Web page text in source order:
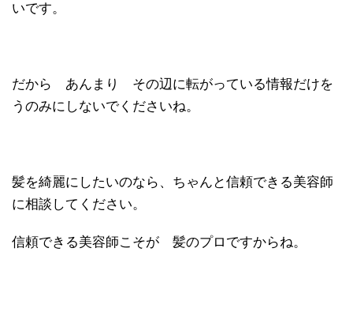
いです。
だから あんまり その辺に転がっている情報だけを
うのみにしないでくださいね。
髪を綺麗にしたいのなら、ちゃんと信頼できる美容師
に相談してください。
信頼できる美容師こそが 髪のプロですからね。